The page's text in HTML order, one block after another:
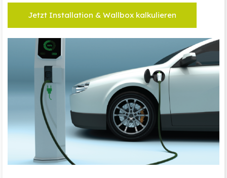
Jetzt Installation & Wallbox kalkulieren